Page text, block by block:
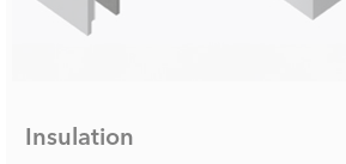
Insulation